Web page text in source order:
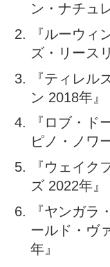
ン・ナチュ
『ルーウィ
ズ・リース
『ティレル
ン 2018年』
『ロブ・ド
ピノ・ノワ
『ウェイク
ズ 2022年』
『ヤンガラ
ールド・ヴ
年』